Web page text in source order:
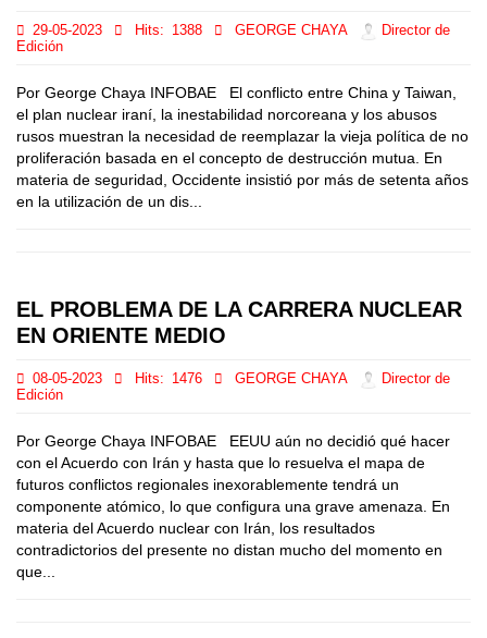
29-05-2023 Hits: 1388 GEORGE CHAYA
Director de
Edición
Por George Chaya INFOBAE El conflicto entre China y Taiwan,
el plan nuclear iraní, la inestabilidad norcoreana y los abusos
rusos muestran la necesidad de reemplazar la vieja política de no
proliferación basada en el concepto de destrucción mutua. En
materia de seguridad, Occidente insistió por más de setenta años
en la utilización de un dis...
EL PROBLEMA DE LA CARRERA NUCLEAR
EN ORIENTE MEDIO
08-05-2023 Hits: 1476 GEORGE CHAYA
Director de
Edición
Por George Chaya INFOBAE EEUU aún no decidió qué hacer
con el Acuerdo con Irán y hasta que lo resuelva el mapa de
futuros conflictos regionales inexorablemente tendrá un
componente atómico, lo que configura una grave amenaza. En
materia del Acuerdo nuclear con Irán, los resultados
contradictorios del presente no distan mucho del momento en
que...